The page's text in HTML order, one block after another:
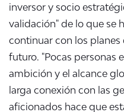
inversor y socio
validación" de lo que se
continuar con los planes
futuro. "Pocas personas
ambición y el alcance
larga conexión con las
aficionados hace que